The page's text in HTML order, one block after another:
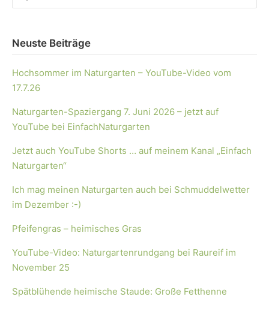
Neuste Beiträge
Hochsommer im Naturgarten – YouTube-Video vom
17.7.26
Naturgarten-Spaziergang 7. Juni 2026 – jetzt auf
YouTube bei EinfachNaturgarten
Jetzt auch YouTube Shorts … auf meinem Kanal „Einfach
Naturgarten“
Ich mag meinen Naturgarten auch bei Schmuddelwetter
im Dezember :-)
Pfeifengras – heimisches Gras
YouTube-Video: Naturgartenrundgang bei Raureif im
November 25
Spätblühende heimische Staude: Große Fetthenne